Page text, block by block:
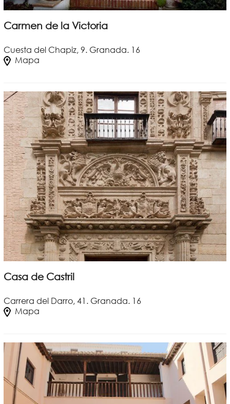
Carmen de la Victoria
Cuesta del Chapiz, 9. Granada. 16
Mapa
Casa de Castril
Carrera del Darro, 41. Granada. 16
Mapa